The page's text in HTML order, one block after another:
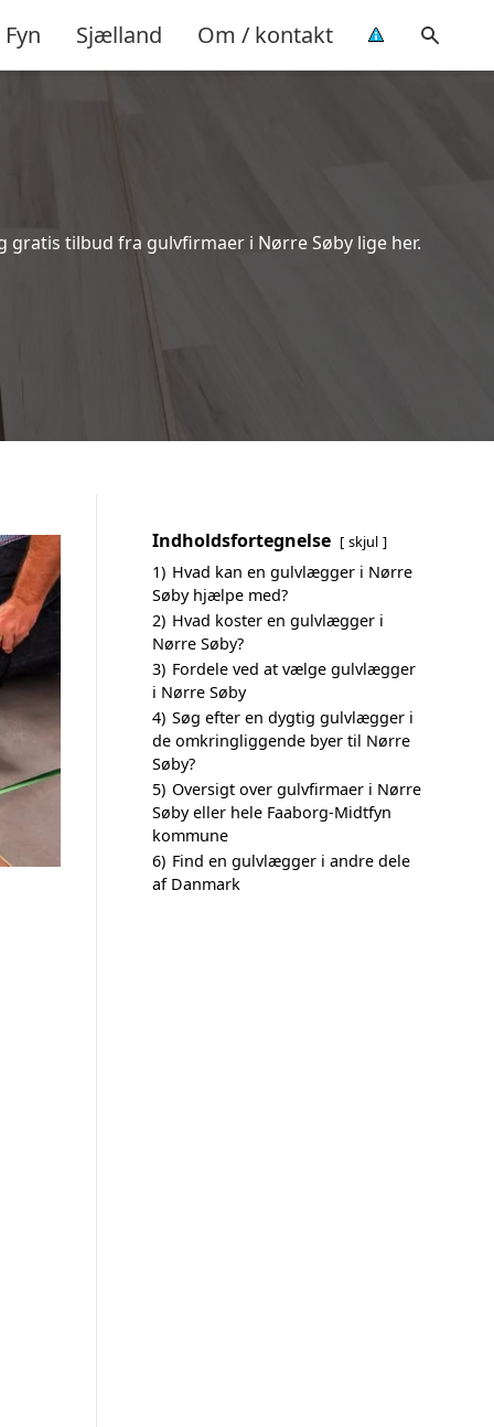
Fyn Sjælland Om / kontakt
tilbud fra gulvfirmaer i Nørre Søby lige her.
Indholdsfortegnelse skjul
1) Hvad kan en gulvlægger i Nørre
Søby hjælpe med?
2) Hvad koster en gulvlægger i
Nørre Søby?
3) Fordele ved at vælge gulvlægger
i Nørre Søby
4) Søg efter en dygtig gulvlægger i
de omkringliggende byer til Nørre
Søby?
5) Oversigt over gulvfirmaer i Nørre
Søby eller hele Faaborg-Midtfyn
kommune
6) Find en gulvlægger i andre dele
af Danmark